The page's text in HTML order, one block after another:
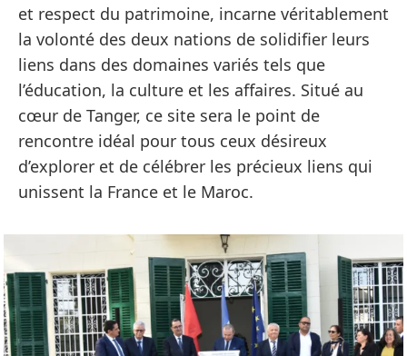
et respect du patrimoine, incarne véritablement
la volonté des deux nations de solidifier leurs
liens dans des domaines variés tels que
l’éducation, la culture et les affaires. Situé au
cœur de Tanger, ce site sera le point de
rencontre idéal pour tous ceux désireux
d’explorer et de célébrer les précieux liens qui
unissent la France et le Maroc.